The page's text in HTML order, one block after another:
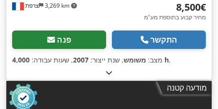
צרפת 3,269 km ‏8,500 ‏€
מחיר קבוע בתוספת מע"מ
פנה התקשר
מצב: משומש, שנת ייצור: 2007, שעות עבודה: 4,000 h,
מודעה קטנה